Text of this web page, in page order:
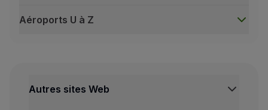
Aéroports U à Z
Autres sites Web